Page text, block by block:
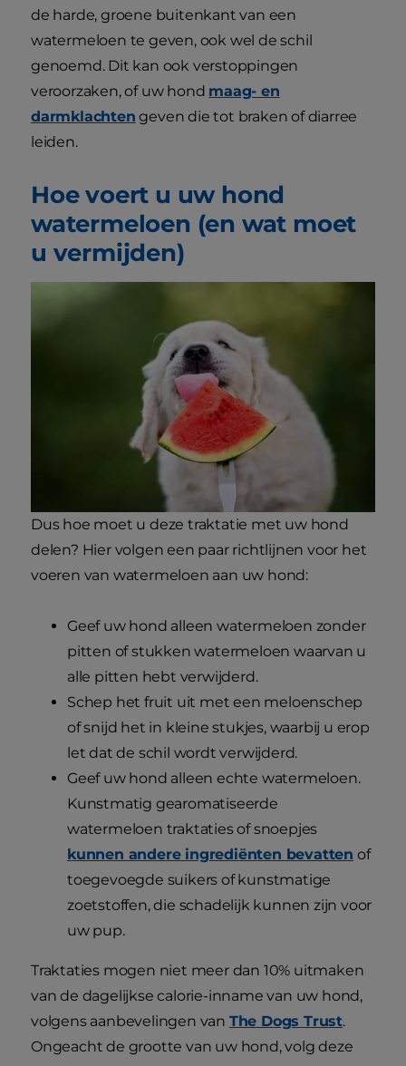
de harde, groene buitenkant van een
watermeloen te geven, ook wel de schil
genoemd. Dit kan ook verstoppingen
veroorzaken, of uw hond maag- en
darmklachten geven die tot braken of diarree
leiden.
Hoe voert u uw hond
watermeloen (en wat moet
u vermijden)
Dus hoe moet u deze traktatie met uw hond
delen? Hier volgen een paar richtlijnen voor het
voeren van watermeloen aan uw hond:
Geef uw hond alleen watermeloen zonder
pitten of stukken watermeloen waarvan u
alle pitten hebt verwijderd.
Schep het fruit uit met een meloenschep
of snijd het in kleine stukjes, waarbij u erop
let dat de schil wordt verwijderd.
Geef uw hond alleen echte watermeloen.
Kunstmatig gearomatiseerde
watermeloen traktaties of snoepjes
kunnen andere ingrediënten bevatten of
toegevoegde suikers of kunstmatige
zoetstoffen, die schadelijk kunnen zijn voor
uw pup.
Traktaties mogen niet meer dan 10% uitmaken
van de dagelijkse calorie-inname van uw hond,
volgens aanbevelingen van The Dogs Trust.
Ongeacht de grootte van uw hond, volg deze